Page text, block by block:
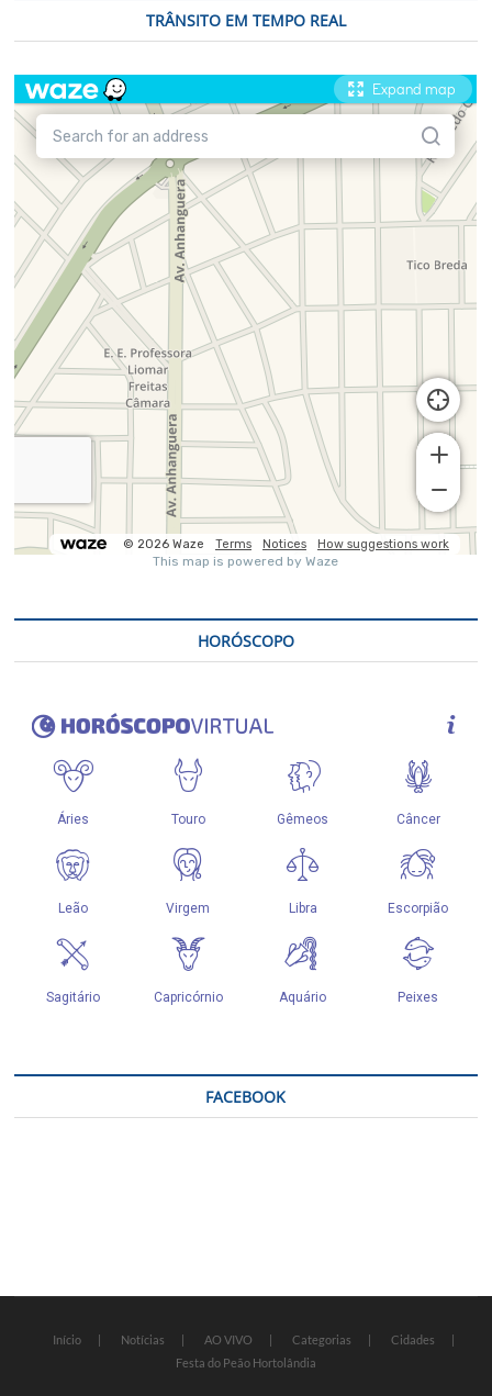
TRÂNSITO EM TEMPO REAL
HORÓSCOPO
FACEBOOK
Início Notícias AO VIVO Categorias
Cidades
Festa do Peão Hortolândia